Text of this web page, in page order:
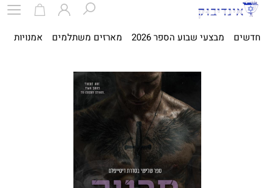
חדשים מבצעי שבוע הספר 2026 מארזים משתלמים אמנויות